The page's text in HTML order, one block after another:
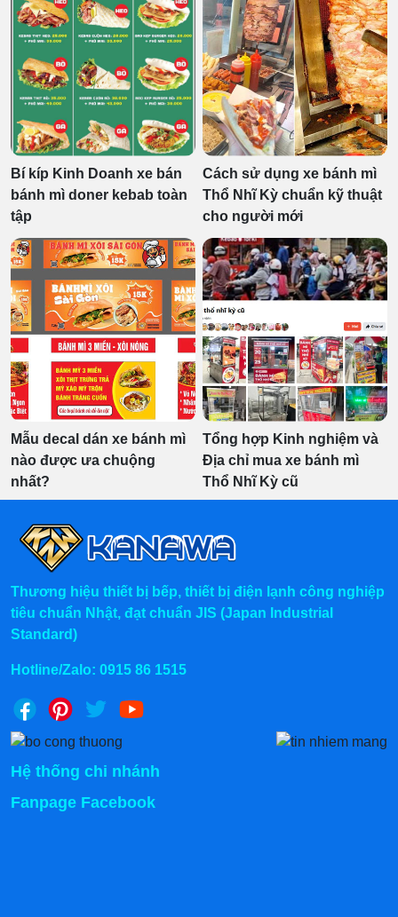
Bí kíp Kinh Doanh xe bán
bánh mì doner kebab toàn
tập
Cách sử dụng xe bánh mì
Thổ Nhĩ Kỳ chuẩn kỹ thuật
cho người mới
Mẫu decal dán xe bánh mì
nào được ưa chuộng
nhất?
Tổng hợp Kinh nghiệm và
Địa chỉ mua xe bánh mì
Thổ Nhĩ Kỳ cũ
Thương hiệu thiết bị bếp, thiết bị điện lạnh công nghiệp
tiêu chuẩn Nhật, đạt chuẩn JIS (Japan Industrial
Standard)
Hotline/Zalo: 0915 86 1515
Hệ thống chi nhánh
Fanpage Facebook